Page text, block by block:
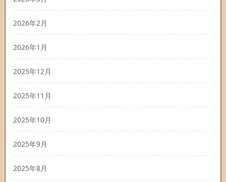
2026年2月
2026年1月
2025年12月
2025年11月
2025年10月
2025年9月
2025年8月